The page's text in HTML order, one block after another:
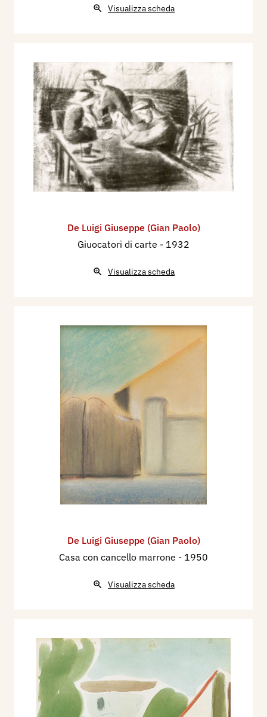
Visualizza scheda
De Luigi Giuseppe (Gian Paolo)
Giuocatori di carte - 1932
Visualizza scheda
De Luigi Giuseppe (Gian Paolo)
Casa con cancello marrone - 1950
Visualizza scheda